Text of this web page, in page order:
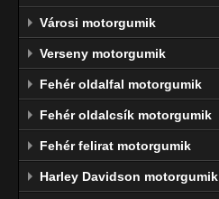
Városi motorgumik
Verseny motorgumik
Fehér oldalfal motorgumik
Fehér oldalcsík motorgumik
Fehér felirat motorgumik
Harley Davidson motorgumik